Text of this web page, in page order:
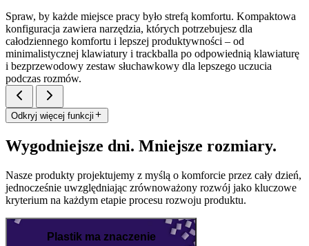
Spraw, by każde miejsce pracy było strefą komfortu. Kompaktowa
konfiguracja zawiera narzędzia, których potrzebujesz dla
całodziennego komfortu i lepszej produktywności – od
minimalistycznej klawiatury i trackballa po odpowiednią klawiaturę
i bezprzewodowy zestaw słuchawkowy dla lepszego uczucia
podczas rozmów.
Odkryj więcej funkcji
Wygodniejsze dni. Mniejsze rozmiary.
Nasze produkty projektujemy z myślą o komforcie przez cały dzień,
jednocześnie uwzględniając zrównoważony rozwój jako kluczowe
kryterium na każdym etapie procesu rozwoju produktu.
Plastik ma znaczenie